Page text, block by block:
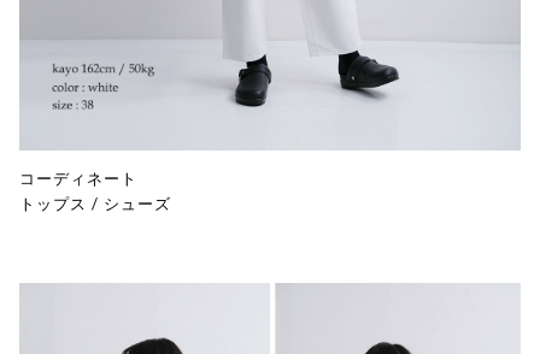
コーディネート
トップス / シューズ